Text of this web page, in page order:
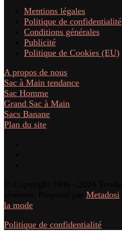
Mentions légales
Politique de confidentialité
Conditions générales
Publicité
Politique de Cookies (EU)
A propos de nous
Sac à Main tendance
Sac Homme
Grand Sac à Main
Sacs Banane
Plan du site
Metadosi
la mode
Politique de confidentialité